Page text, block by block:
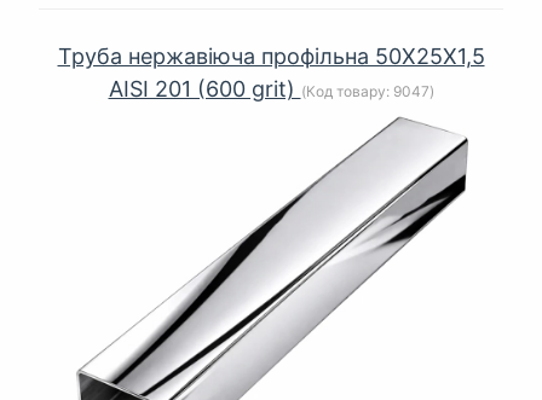
Труба нержавіюча профільна 50Х25Х1,5
AISI 201 (600 grit) (Код товару: 9047)